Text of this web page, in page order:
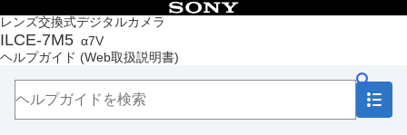
レンズ交換式デジタルカメラ
ILCE-7M5 α7V
ヘルプガイド (Web取扱説明書)
目次
トップページ
ヘルプガイドの使いかた
本体と付属品を確認する